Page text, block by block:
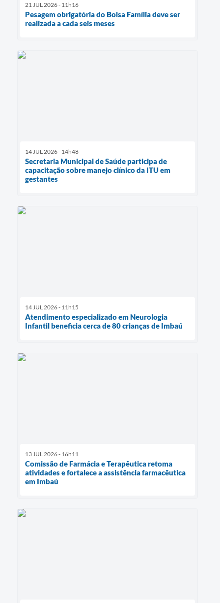
21 JUL 2026 - 11h16
Pesagem obrigatória do Bolsa Família deve ser
realizada a cada seis meses
14 JUL 2026 - 14h48
Secretaria Municipal de Saúde participa de
capacitação sobre manejo clínico da ITU em
gestantes
14 JUL 2026 - 11h15
Atendimento especializado em Neurologia
Infantil beneficia cerca de 80 crianças de Imbaú
13 JUL 2026 - 16h11
Comissão de Farmácia e Terapêutica retoma
atividades e fortalece a assistência farmacêutica
em Imbaú